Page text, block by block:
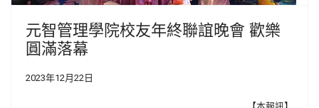
元智管理學院校友年終聯誼晚會 歡樂
圓滿落幕
2023年12月22日